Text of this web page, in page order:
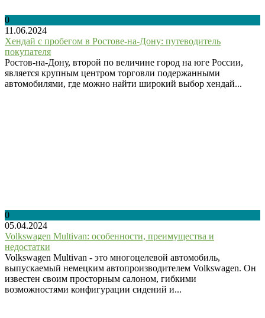
0
11.06.2024
Хендай с пробегом в Ростове-на-Дону: путеводитель
покупателя
Ростов-на-Дону, второй по величине город на юге России,
является крупным центром торговли подержанными
автомобилями, где можно найти широкий выбор хендай...
0
05.04.2024
Volkswagen Multivan: особенности, преимущества и
недостатки
Volkswagen Multivan - это многоцелевой автомобиль,
выпускаемый немецким автопроизводителем Volkswagen. Он
известен своим просторным салоном, гибкими
возможностями конфигурации сидений и...